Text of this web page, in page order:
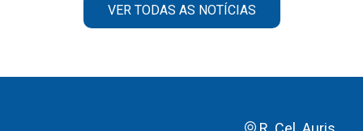
VER TODAS AS NOTÍCIAS